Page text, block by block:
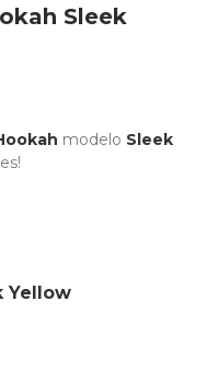
Sleek
modelo Sleek
Yellow